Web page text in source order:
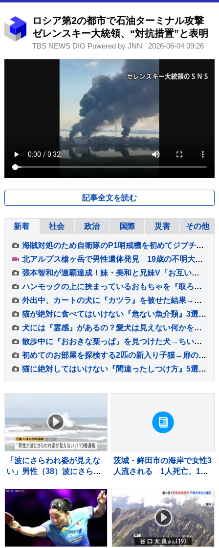
ロシア第2の都市で石油ターミナル攻撃
ゼレンスキー大統領、“対抗措置”と表明
TBS NEWS DIG Powered by JNN 2026-06-04 09:26
記事全文を読む
新着 社会 政治 国際 災害 その他
海賊対処のため自衛隊のP1哨戒機を初めてジブチに派遣 小泉防衛大臣が隊員激励
北アルプス槍ヶ岳で男性遺体発見 19歳の不明大学生と確認
張本智和が連覇達成！妹・美和と兄妹V「お互いを信じてやり抜いた結果」韓国のオ・ジュンソンに逆転勝利【WTTチャンピオンズ横浜】
ハンモックの上に挟まっているおもちゃを『取ろうとした猫』…可愛すぎる『動き』が51万再生「しっぽ踏むのかわいいｗ」「酔っ払いすぎｗ」
外出中、カートの犬に『カツラ』を被せた結果→通りすがりの人に『赤ちゃん』と勘違いされて…『思わず納得する光景』とまんざらでもない顔に反響
猫が絶対に食べてはいけない『危ない魚介類』3選 起こりうる健康トラブルや注意が必要な理由を解説
犬には『霊感』があるの？愛犬は見えない何かを感知している？異様な行動の意味まで解説
散歩中に『おおきな葉っぱ』を見つけた犬→ちいさな体で一生懸命に…『誇らしげな光景』が可愛すぎると8万再生「宝物見つけたね」「お土産かな」
初めてのお部屋を探検する2匹の新入り子猫→扉の向こう側にいる『先輩猫たちの様子』を見ると…可愛すぎる光景に「ソワソワｗ」「大冒険だね」
猫に絶対してはいけない『間違ったしつけ方』5選 悪影響を及ぼす理由や正しい教え方を解説
「波にさらわれ姿が見えな
い」男性（38）波にさらわ
散歩中 当時は波浪注意報
千葉・いすみ市
茨城・鉾田市の海岸で女性3
人流される 1人死亡、1人
ドランド」近くで遊泳禁止
エリア